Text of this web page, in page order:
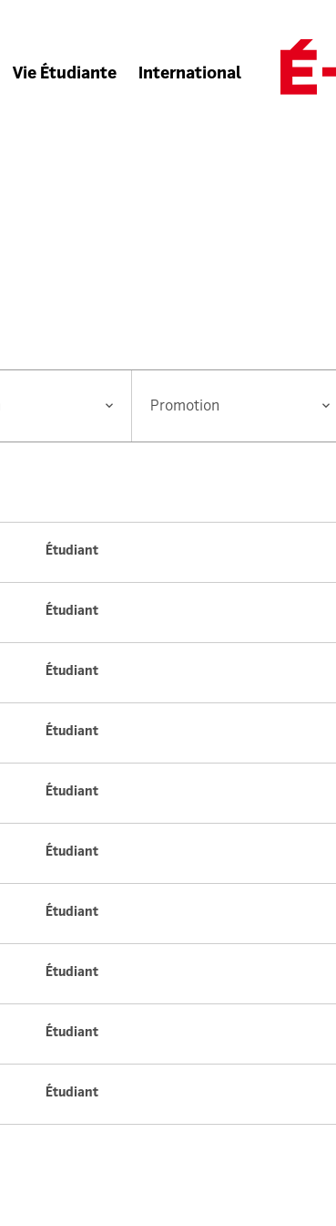
Vie Étudiante International
Étudiant
Étudiant
Étudiant
Étudiant
Étudiant
Étudiant
Étudiant
Étudiant
Étudiant
Étudiant